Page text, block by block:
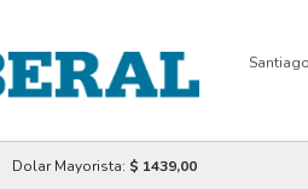
Dolar Mayorista: $ 1439,00